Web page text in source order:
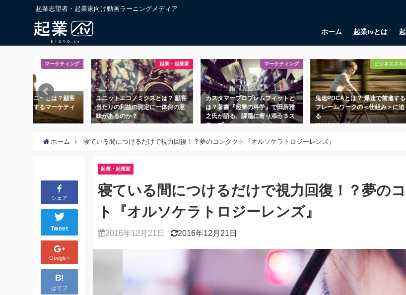
起業志望者・起業家向け動画ラーニングメディア
ホーム 起業tvとは
マーケティング
ニーとは？顧客
するマーケティ
起業・起業家
ユニットエコノミクスとは？ 顧客
当たりの利益の測定に一体何の意
味があるのか？
2018年10月11日
マーケティング
カスタマープロブレムフィットと
は？著書『起業の科学』で田所雅
之氏が語る、課題に寄り添う３ス
テップ
ビジネススキル
鬼速PDCAとは？ 爆速で前進する
フレームワークの＜仕組み＞に迫
る
2018年8月11日
ペ
要
よ
ホーム 寝ている間につけるだけで視力回復！？夢のコンタクト『オルソケラトロジーレンズ』
シェア
Tweet
Google+
B!
はてブ
起業・起業家
寝ている間につけるだけで視力回復！？夢の
ト『オルソケラトロジーレンズ』
2016年12月21日 2016年12月21日